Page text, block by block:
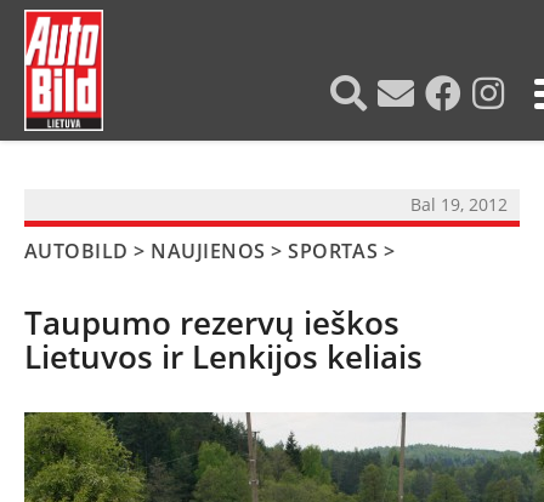
Bal 19, 2012
AUTOBILD > NAUJIENOS >SPORTAS >
Taupumo rezervų ieškos
Lietuvos ir Lenkijos keliais